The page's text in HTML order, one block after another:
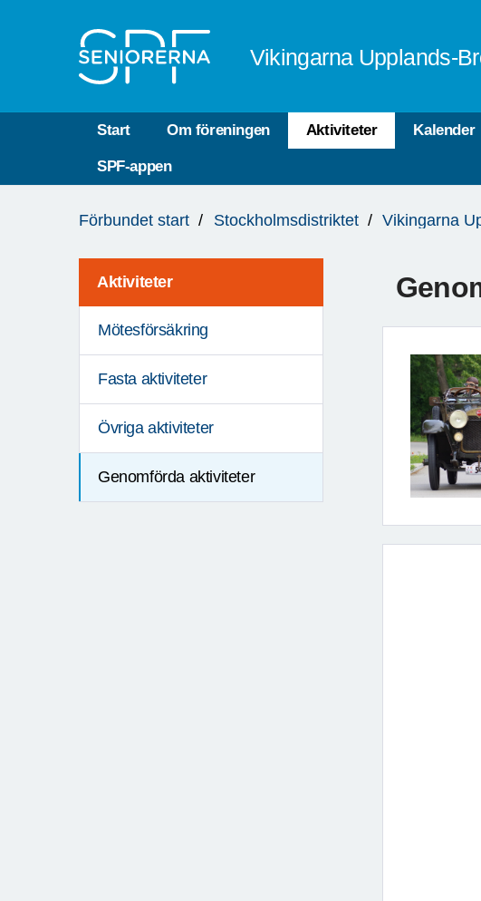
Vikingarna Upplands-
Start Om föreningen Aktiviteter Kalender
SPF-appen
är
Förbundet start Stockholmsdistriktet Vikingarna
Aktiviteter
Mötesförsäkring
Fasta aktiviteter
Övriga aktiviteter
Genomförda aktiviteter